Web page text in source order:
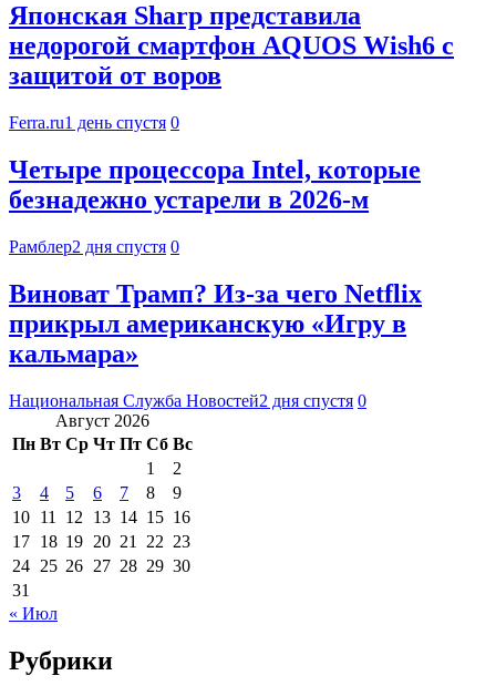
Японская Sharp представила
недорогой смартфон AQUOS Wish6 с
защитой от воров
Ferra.ru1 день спустя 0
Четыре процессора Intel, которые
безнадежно устарели в 2026-м
Рамблер2 дня спустя 0
Виноват Трамп? Из-за чего Netflix
прикрыл американскую «Игру в
кальмара»
Национальная Служба Новостей2 дня спустя 0
Август 2026
Пн Вт Ср Чт Пт Сб Вс
1
2
3
4 5 6 7 8
9
10 11 12 13 14 15 16
17 18 19 20 21 22 23
24 25 26 27 28 29 30
31
« Июл
Рубрики